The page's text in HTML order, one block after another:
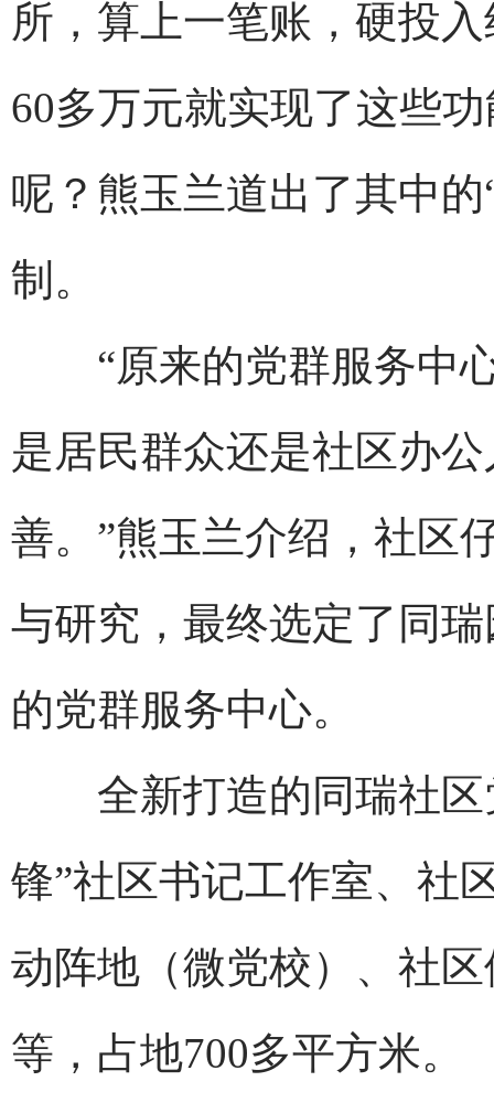
所，算上一笔账，硬投
60多万元就实现了这些
呢？熊玉兰道出了其中
制。
“原来的党群服务中心
是居民群众还是社区办
善。”熊玉兰介绍，社区
与研究，最终选定了同
的党群服务中心。
全新打造的同瑞社区
锋”社区书记工作室、社
动阵地（微党校）、社
等，占地700多平方米。